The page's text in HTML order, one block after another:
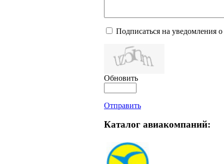
Подписаться на уведомления
Обновить
Отправить
Каталог авиакомпаний: